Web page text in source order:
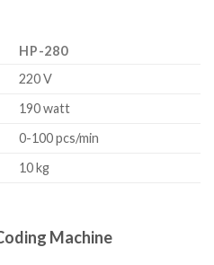
HP-280
220 V
190 watt
0-100 pcs/min
10 kg
Machine